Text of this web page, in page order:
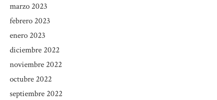
marzo 2023
febrero 2023
enero 2023
diciembre 2022
noviembre 2022
octubre 2022
septiembre 2022